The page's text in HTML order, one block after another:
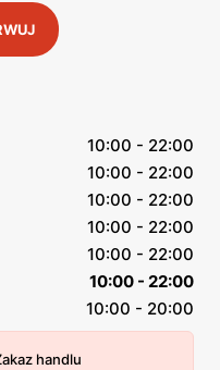
10:00 - 22:00
10:00 - 22:00
10:00 - 22:00
10:00 - 22:00
10:00 - 22:00
10:00 - 22:00
10:00 - 20:00
handlu